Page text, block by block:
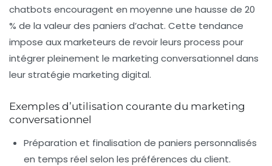
chatbots encouragent en moyenne une hausse de 20
% de la valeur des paniers d’achat. Cette tendance
impose aux marketeurs de revoir leurs process pour
intégrer pleinement le marketing conversationnel dans
leur stratégie marketing digital.
Exemples d’utilisation courante du marketing
conversationnel
Préparation et finalisation de paniers personnalisés
en temps réel selon les préférences du client.